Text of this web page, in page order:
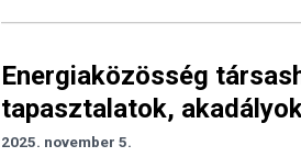
Energiaközösség
tapasztalatok,
2025. november 5.